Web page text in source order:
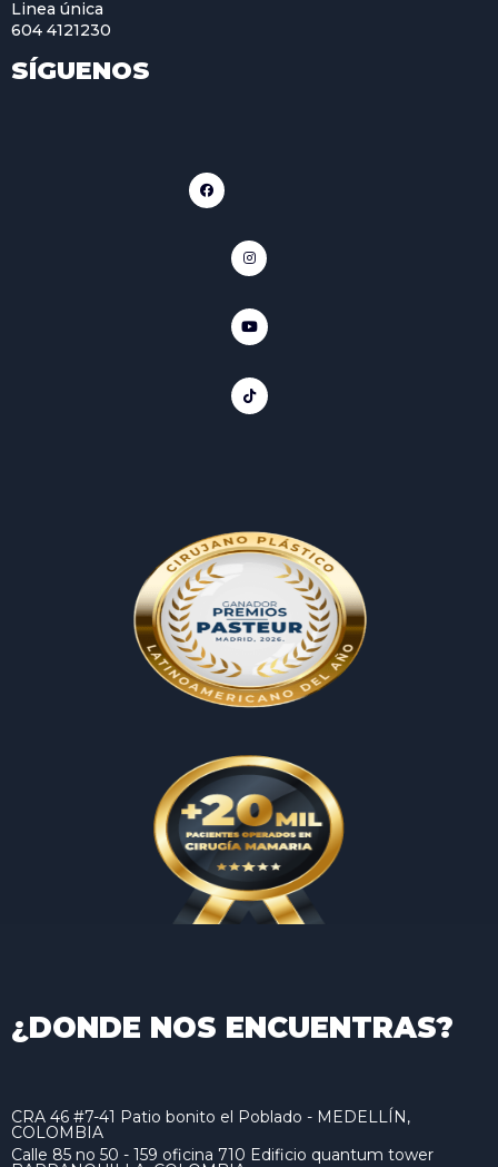
Linea única
604 4121230
SÍGUENOS
¿DONDE NOS ENCUENTRAS?
CRA 46 #7-41 Patio bonito el Poblado - MEDELLÍN,
COLOMBIA
Calle 85 no 50 - 159 oficina 710 Edificio quantum tower